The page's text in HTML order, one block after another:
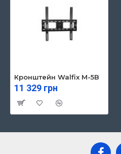
Кронштейн Walfix M-5B
11 329 грн